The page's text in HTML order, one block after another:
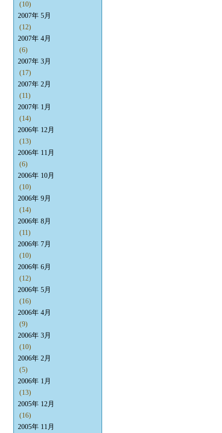
(10)
2007年 5月
(12)
2007年 4月
(6)
2007年 3月
(17)
2007年 2月
(11)
2007年 1月
(14)
2006年 12月
(13)
2006年 11月
(6)
2006年 10月
(10)
2006年 9月
(14)
2006年 8月
(11)
2006年 7月
(10)
2006年 6月
(12)
2006年 5月
(16)
2006年 4月
(9)
2006年 3月
(10)
2006年 2月
(5)
2006年 1月
(13)
2005年 12月
(16)
2005年 11月